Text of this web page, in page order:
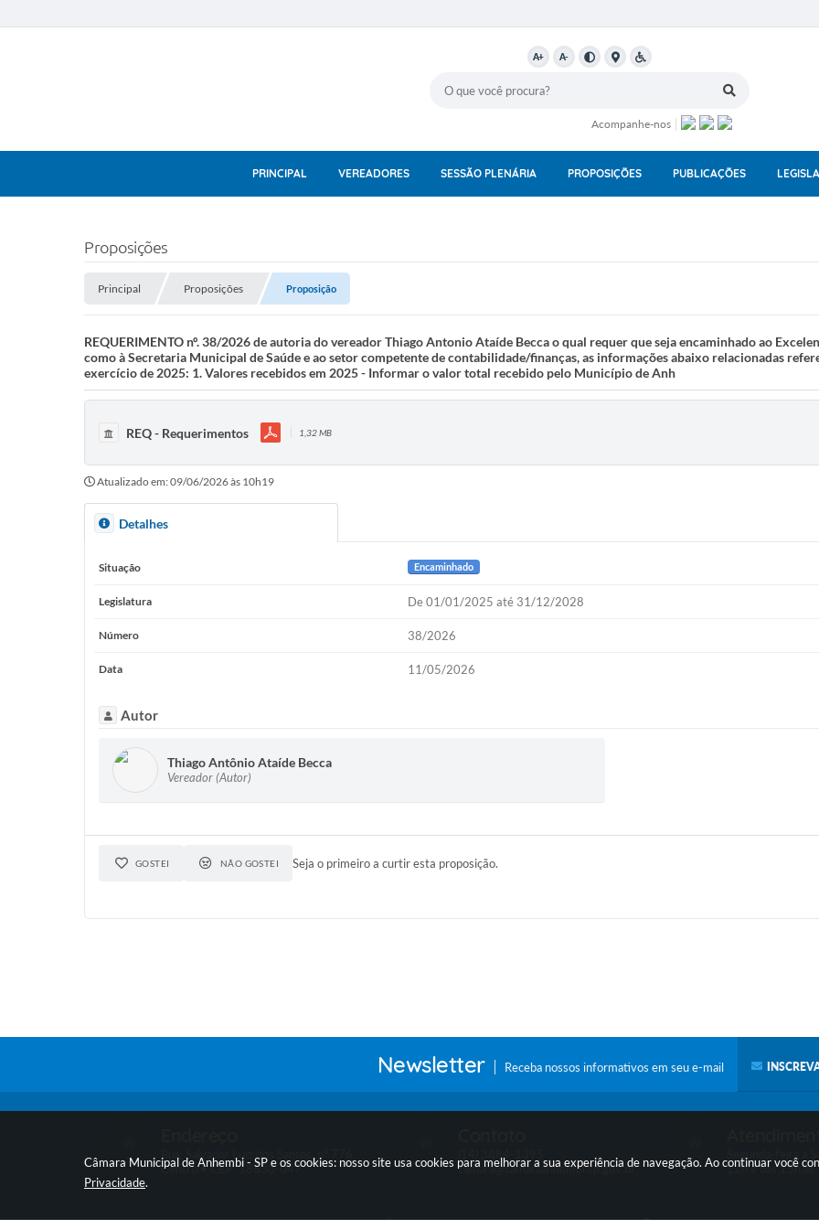
Câmara Municipal de Anhembi - SP e os cookies: nosso site usa cookies para melhorar a sua experiência de navegação. Ao continuar você
Privacidade.
A+ A-
Acompanhe-nos
PRINCIPAL VEREADORES SESSÃO PLENÁRIA PROPOSIÇÕES PUBLICAÇÕES
Proposições
Principal Proposições Proposição
REQUERIMENTO nº. 38/2026 de autoria do vereador Thiago Antonio Ataíde Becca o qual requer que seja encaminhado ao
como à Secretaria Municipal de Saúde e ao setor competente de contabilidade/finanças, as informações abaixo relacionadas
exercício de 2025: 1. Valores recebidos em 2025 - Informar o valor total recebido pelo Município de Anh
REQ - Requerimentos 1,32 MB
Atualizado em: 09/06/2026 às 10h19
Detalhes
Situação Encaminhado
Legislatura De 01/01/2025 até 31/12/2028
Número 38/2026
Data 11/05/2026
Autor
Thiago Antônio Ataíde Becca
Vereador (Autor)
GOSTEI NÃO GOSTEI Seja o primeiro a curtir esta proposição.
Newsletter Receba nossos informativos em seu e-mail
Centro • CEP: 18630-047
camara@camaraanhembi.sp.gov.br
12h e das 13h às